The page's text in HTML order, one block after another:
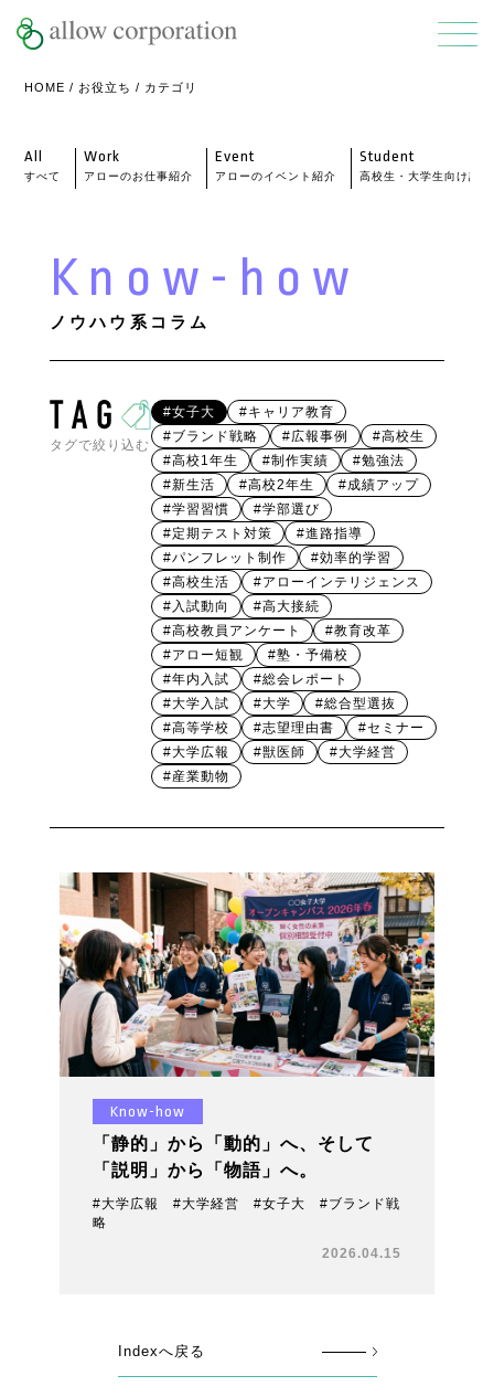
HOME / お役立ち / カテゴリ
All
すべて
Work
アローのお仕事紹介
Event
アローのイベント紹介
Student
高校生・大学生向け記事
Know-how
ノウハウ系コラム
タグで絞り込む
#女子大
#キャリア教育
#ブランド戦略
#広報事例
#高校生
#高校1年生
#制作実績
#勉強法
#新生活
#高校2年生
#成績アップ
#学習習慣
#学部選び
#定期テスト対策
#進路指導
#パンフレット制作
#効率的学習
#高校生活
#アローインテリジェンス
#入試動向
#高大接続
#高校教員アンケート
#教育改革
#アロー短観
#塾・予備校
#年内入試
#総会レポート
#大学入試
#大学
#総合型選抜
#高等学校
#志望理由書
#セミナー
#大学広報
#獣医師
#大学経営
#産業動物
Know-how
「静的」から「動的」へ、そして
「説明」から「物語」へ。
#大学広報 #大学経営 #女子大 #ブランド戦
略
2026.04.15
Indexへ戻る